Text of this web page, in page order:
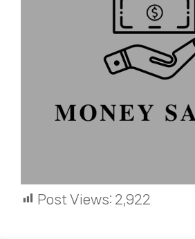
Post Views: 2,922